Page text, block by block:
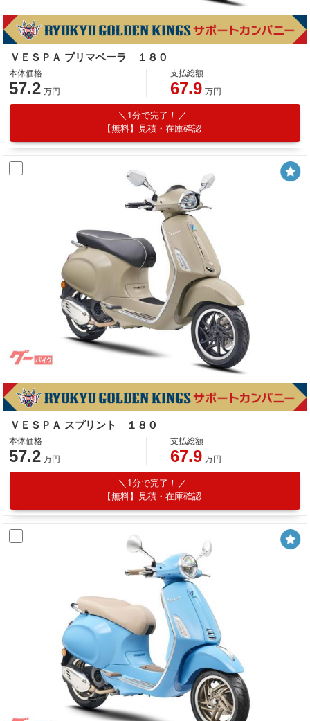
ＶＥＳＰＡ プリマベーラ １８０
本体価格
57.2 万円
支払総額
67.9 万円
1分で完了！
【無料】見積・在庫確認
ＶＥＳＰＡ スプリント １８０
本体価格
57.2 万円
支払総額
67.9 万円
1分で完了！
【無料】見積・在庫確認